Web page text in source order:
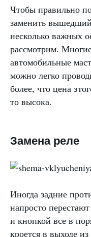
Чтобы правильно
заменить
несколько важных
рассмотрим.
автомобильные
можно легко
более, что цена
то высока.
Замена реле
Иногда задние
напросто
и кнопкой все в
кроется в выходе из